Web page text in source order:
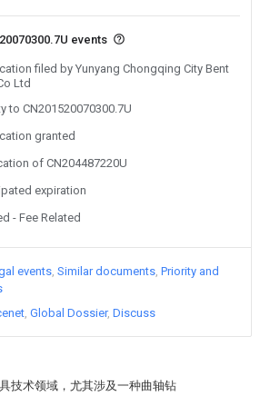
技术领域，尤其涉及一种曲轴钻
events
filed by Yunyang Chongqing City Bent
Ltd
to CN201520070300.7U
granted
of CN204487220U
expiration
- Fee Related
events Similar documents Priority and
Global Dossier Discuss